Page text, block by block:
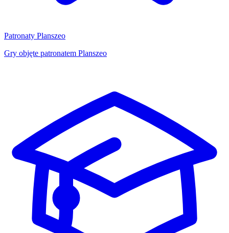
Patronaty Planszeo
Gry objęte patronatem Planszeo